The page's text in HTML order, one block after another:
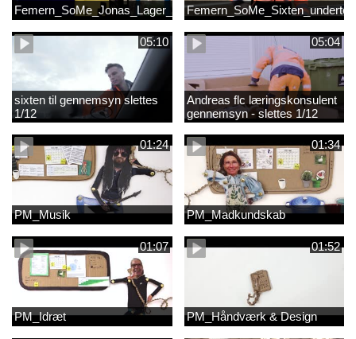
Femern_SoMe_Jonas_Lager_Undertekst
05:10
sixten til gennemsyn slettes
1/12
05:04
Andreas flc læringskonsulent
gennemsyn - slettes 1/12
01:24
PM_Musik
01:34
PM_Madkundskab
01:07
PM_Idræt
01:52
PM_Håndværk & Design